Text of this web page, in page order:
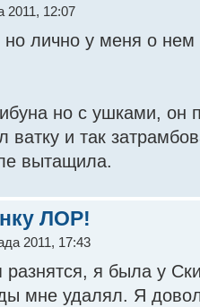
2011, 12:07
но лично у меня о
но с ушками, он
ватку и так
вытащила.
ЛОР!
2011, 17:43
разнятся, я была у
мне удалял. Я